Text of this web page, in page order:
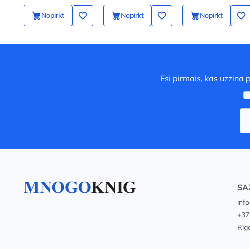
Nopirkt Nopirkt Nopirkt
Esi pirmais, kas uzzina